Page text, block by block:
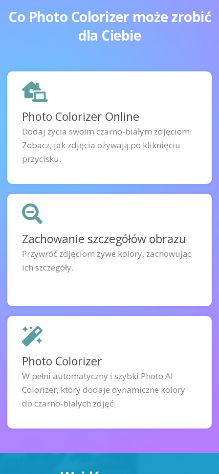
Co Photo Colorizer może zrobić
dla Ciebie
Photo Colorizer Online
Dodaj życia swoim czarno-białym zdjęciom.
Zobacz, jak zdjęcia ożywają po kliknięciu
przycisku.
Zachowanie szczegółów obrazu
Przywróć zdjęciom żywe kolory, zachowując
ich szczegóły.
Photo Colorizer
W pełni automatyczny i szybki Photo AI
Colorizer, który dodaje dynamiczne kolory
do czarno-białych zdjęć.